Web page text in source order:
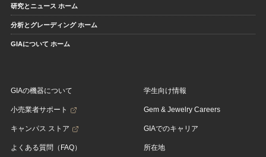
研究とニュース ホーム
分析とグレーディング ホーム
GIAについて ホーム
GIAの機器について
小売業者サポート
キャンパス ストア
よくある質問（FAQ）
学生向け情報
Gem & Jewelry Careers
GIAでのキャリア
所在地